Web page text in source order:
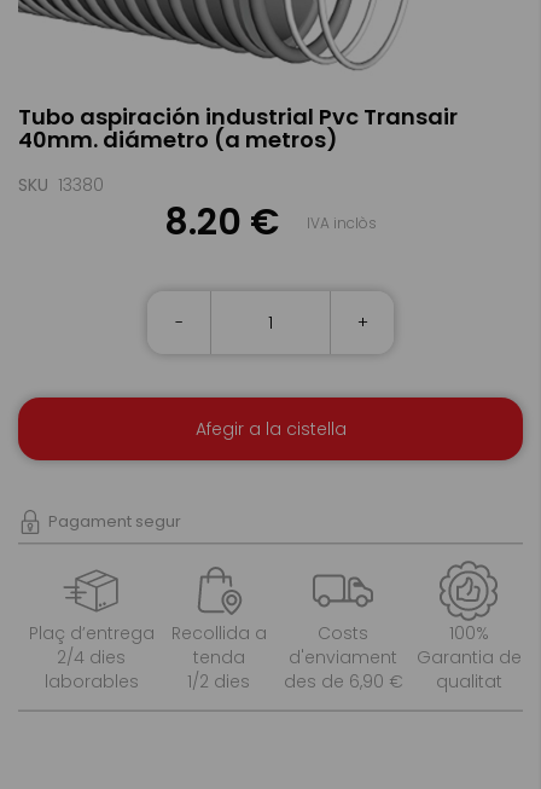
Tubo aspiración industrial Pvc Transair
40mm. diámetro (a metros)
SKU 13380
8.20 € IVA inclòs
- +
Afegir a la cistella
Pagament segur
Plaç d’entrega
2/4 dies
laborables
Recollida a
tenda
1/2 dies
Costs
d'enviament
des de 6,90 €
100%
Garantia de
qualitat
to
the
of